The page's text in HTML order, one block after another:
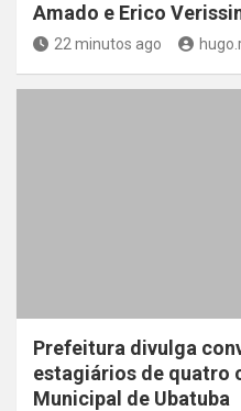
Amado e Erico
22 minutos ago
Prefeitura divulga
estagiários de quatro
Municipal de Ubatuba